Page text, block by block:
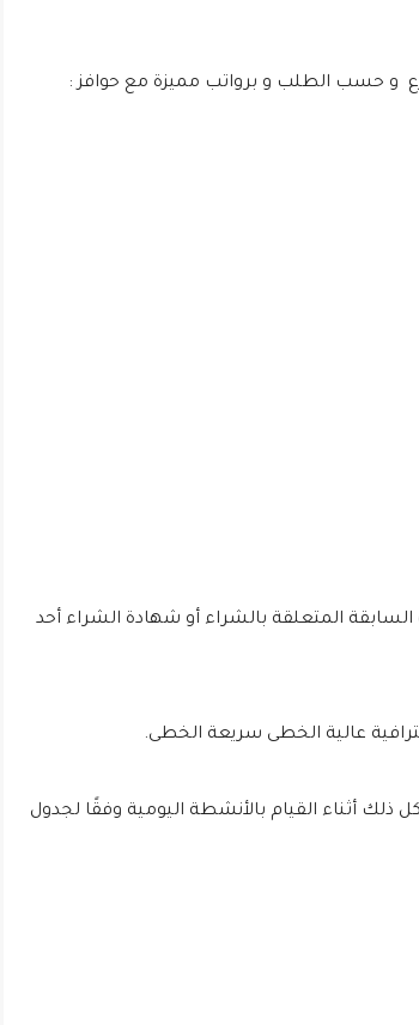
و حسب الطلب و برواتب مميزة مع حوافز :
السابقة المتعلقة بالشراء أو شهادة الشراء أحد
عالية الخطى سريعة الخطى.
أثناء القيام بالأنشطة اليومية وفقًا لجدول